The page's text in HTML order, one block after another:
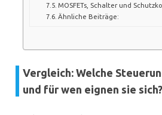
MOSFETs, Schalter und
Ähnliche Beiträge:
Vergleich: Welche
und für wen eignen sie sich?